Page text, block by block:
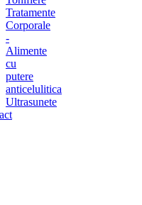
Tratamente
Corporale
-
Alimente
cu
putere
anticelulitica
Ultrasunete